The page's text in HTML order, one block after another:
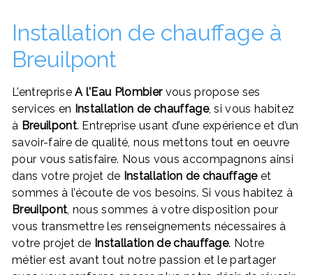
Installation de chauffage à
Breuilpont
L’entrepriseA l'Eau Plombiervous propose ses
services en Installation de chauffage, si vous habitez
à Breuilpont. Entreprise usant d’une expérience et d’un
savoir-faire de qualité, nous mettons tout en oeuvre
pour vous satisfaire. Nous vous accompagnons ainsi
dans votre projet de Installation de chauffageet
sommes à l’écoute de vos besoins. Si vous habitez à
Breuilpont, nous sommes à votre disposition pour
vous transmettre les renseignements nécessaires à
votre projet de Installation de chauffage. Notre
métier est avant tout notre passion et le partager